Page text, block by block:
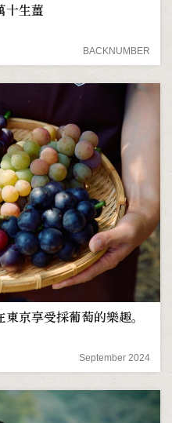
十生薑
BACKNUMBER
京享受採葡萄的樂趣。
September 2024